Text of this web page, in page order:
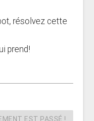
résolvez cette
prend!
EST PASSÉ !